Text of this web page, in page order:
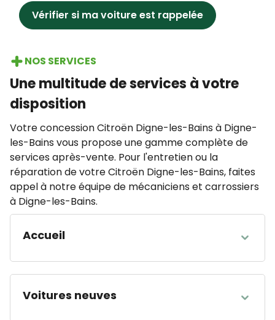
Vérifier si ma voiture est rappelée
NOS SERVICES
Une multitude de services à votre
disposition
Votre concession Citroën Digne-les-Bains à Digne-
les-Bains vous propose une gamme complète de
services après-vente. Pour l'entretien ou la
réparation de votre Citroën Digne-les-Bains, faites
appel à notre équipe de mécaniciens et carrossiers
à Digne-les-Bains.
Accueil
Lundi
08:00 - 12:00 14:00 - 19:00
Mardi
08:00 - 12:00 14:00 - 19:00
Voitures neuves